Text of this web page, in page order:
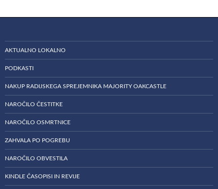
AKTUALNO LOKALNO
PODKASTI
NAKUP RADIJSKEGA SPREJEMNIKA MAJORITY OAKCASTLE
NAROČILO ČESTITKE
NAROČILO OSMRTNICE
ZAHVALA PO POGREBU
NAROČILO OBVESTILA
KINDLE ČASOPISI IN REVIJE